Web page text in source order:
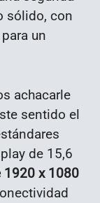
sólido, con
un
achacarle
sentido el
de 15,6
1920 x 1080